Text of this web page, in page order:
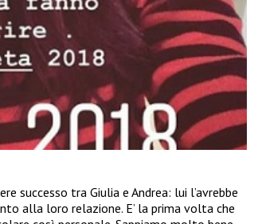
successo tra Giulia e Andrea: lui l’avrebbe
alla loro relazione. E’ la prima volta che